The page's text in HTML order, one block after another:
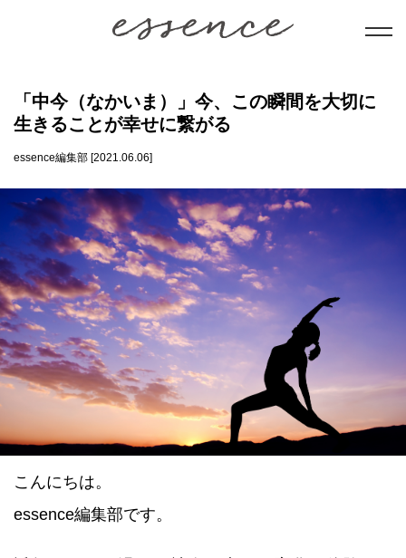
暮らし
美と健康
学び
ことだま
日本文化
会員コンテンツ
datum house について 利用規約
運営会社 個人情報保護方針
会員登録
「中今（なかいま）」今、この瞬間を大切に
生きることが幸せに繋がる
essence編集部 [2021.06.06]
こんにちは。
essence編集部です。